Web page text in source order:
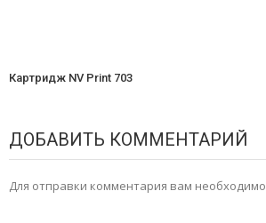
Картридж NV Print 703
ДОБАВИТЬ КОММЕНТАРИЙ
Для отправки комментария вам необходимо